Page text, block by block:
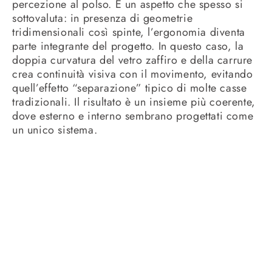
percezione al polso. È un aspetto che spesso si
sottovaluta: in presenza di geometrie
tridimensionali così spinte, l’ergonomia diventa
parte integrante del progetto. In questo caso, la
doppia curvatura del vetro zaffiro e della carrure
crea continuità visiva con il movimento, evitando
quell’effetto “separazione” tipico di molte casse
tradizionali. Il risultato è un insieme più coerente,
dove esterno e interno sembrano progettati come
un unico sistema.